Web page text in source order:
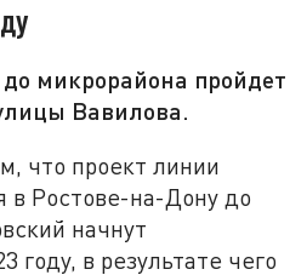
микрорайона пройдет
Вавилова.
что проект линии
в Ростове-на-Дону до
начнут
году, в результате чего